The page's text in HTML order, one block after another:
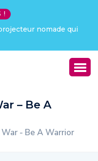
!
nomade qui
– Be A
War - Be A Warrior